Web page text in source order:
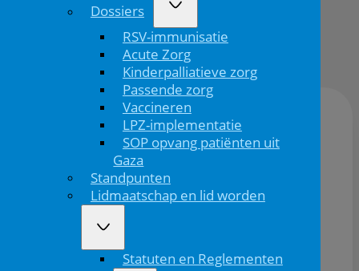
Dossiers
RSV-immunisatie
Acute Zorg
Kinderpalliatieve zorg
Passende zorg
Vaccineren
LPZ-implementatie
SOP opvang patiënten uit
Gaza
Standpunten
Lidmaatschap en lid worden
Statuten en Reglementen
Prodentfabriek Amersfoort
18/11/2026
10:30